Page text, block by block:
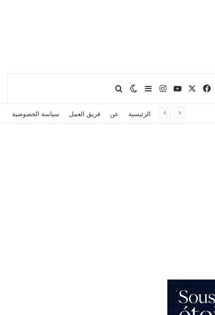
فيسبوك يوتيوبانستقرامإضافة عمود جانبي
الوضع المظلم
بحث عن
الرئيسية عن فريق العمل سياسة الخصوصية